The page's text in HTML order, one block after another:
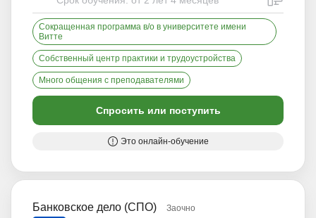
Сокращенная программа в/о в университете имени
Витте
Собственный центр практики и трудоустройства
Много общения с преподавателями
Спросить или поступить
Это онлайн-обучение
Банковское дело (СПО)
Заочно